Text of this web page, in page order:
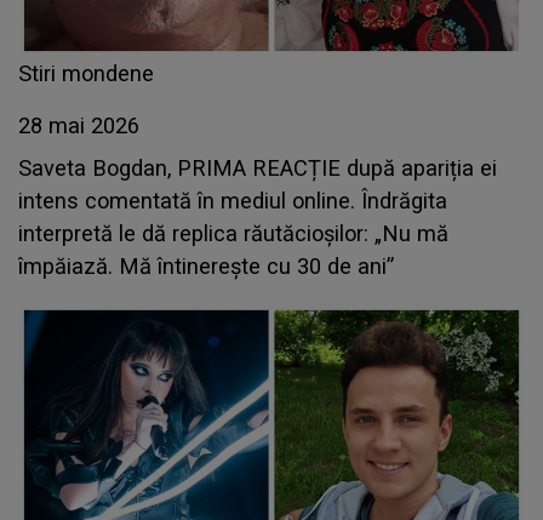
Stiri mondene
28 mai 2026
Saveta Bogdan, PRIMA REACȚIE după apariția ei
intens comentată în mediul online. Îndrăgita
interpretă le dă replica răutăcioșilor: „Nu mă
împăiază. Mă întinerește cu 30 de ani”